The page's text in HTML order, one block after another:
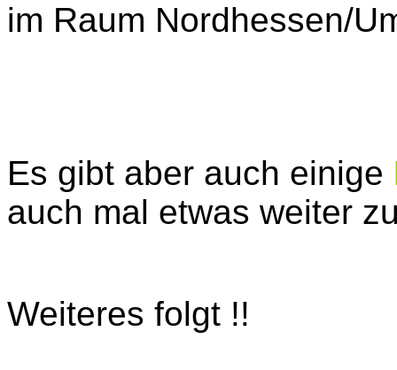
im Raum Nordhessen/
Es gibt aber auch einige
auch mal etwas weiter
Weiteres folgt !!